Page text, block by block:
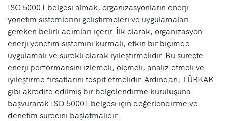
ISO 50001 belgesi almak, organizasyonların enerji
yönetim sistemlerini geliştirmeleri ve uygulamaları
gereken belirli adımları içerir. İlk olarak, organizasyon
enerji yönetim sistemini kurmalı, etkin bir biçimde
uygulamalı ve sürekli olarak iyileştirmelidir. Bu süreçte
enerji performansını izlemeli, ölçmeli, analiz etmeli ve
iyileştirme fırsatlarını tespit etmelidir. Ardından, TÜRKAK
gibi akredite edilmiş bir belgelendirme kuruluşuna
başvurarak ISO 50001 belgesi için değerlendirme ve
denetim sürecini başlatmalıdır.